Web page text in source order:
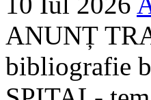
ANUNȚ
bibliografie